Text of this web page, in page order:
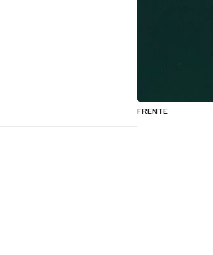
FRENTE